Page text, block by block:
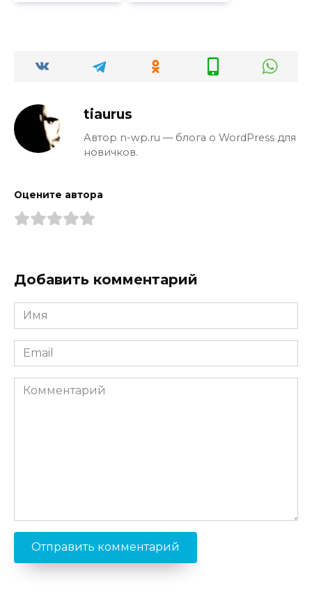
tiaurus
Автор n-wp.ru — блога о WordPress для
новичков.
Оцените автора
Добавить комментарий
Имя
*
Email
*
Комментарий